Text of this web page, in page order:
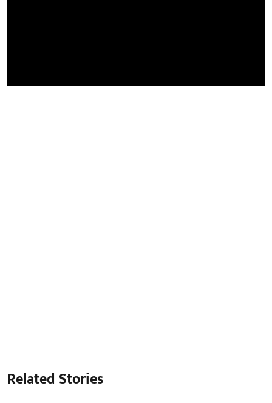
Related Stories